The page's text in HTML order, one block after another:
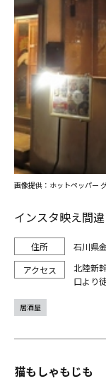
インスタ映え間
石川県
北陸新
口より
画像提供：ホットペッパー
居酒屋
猫もしゃもじも